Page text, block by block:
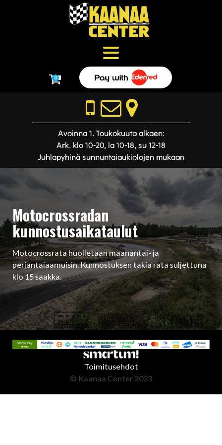
0
Avoinna 1. Toukokuuta alkaen:
Ark. klo 10-20, la 10-18, su 12-18
Juhlapyhinä sunnuntaiaukiolojen mukaan
Motocrossradan
kunnostusaikataulut
Motocrossrata huolletaan maanantai- ja
perjantaiaamuisin. Kunnostuksen takia rata suljettuna
klo 15 saakka.
Toimitusehdot
© Kaanaa Center 2023